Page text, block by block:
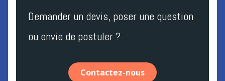
Demander un devis, poser une question
ou envie de postuler ?
Contactez-nous